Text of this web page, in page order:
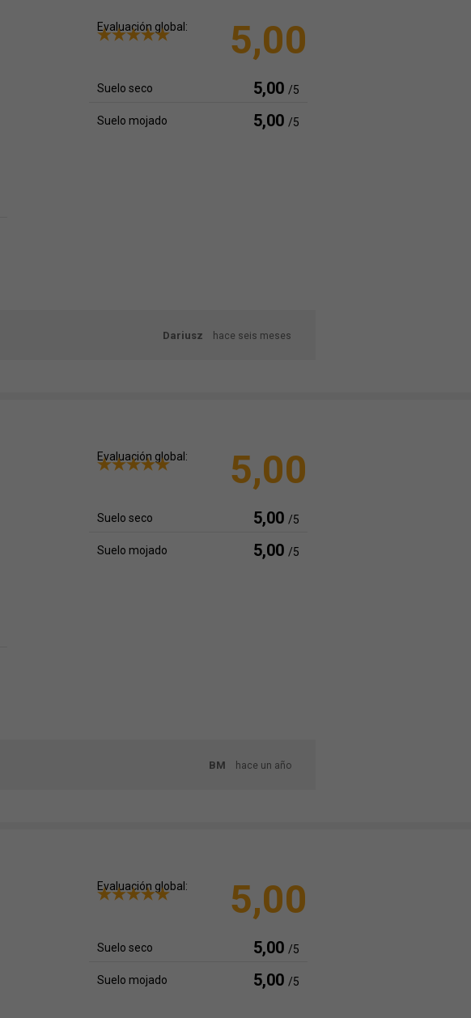
Evaluación global: 5,00
Suelo seco 5,00 /5
Suelo mojado 5,00 /5
Dariusz hace seis meses
Evaluación global: 5,00
Suelo seco 5,00 /5
Suelo mojado 5,00 /5
BM hace un año
Evaluación global: 5,00
Suelo seco 5,00 /5
Suelo mojado 5,00 /5